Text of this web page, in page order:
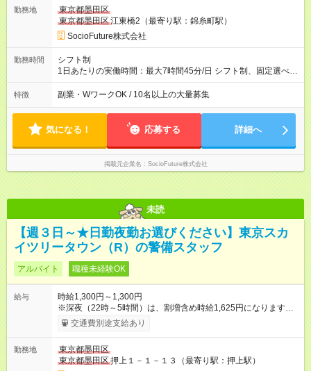
用期間】試用期間あり 試用期間の長さ：2ヶ月 雇用形態、給与
は本採用時と同じです。 ※初回は2ヵ月後の末日までの契約とな
ります。
勤務地
東京都墨田区
東京都墨田区江東橋2（最寄り駅：錦糸町駅）
SocioFuture株式会社
勤務時間
シフト制
1日あたりの実働時間：最大7時間45分/日 シフト制、固定選べま
す！ 7：00－翌8：00の間で相談OK！ 例えば ・平日のみ9：
00－17：00 ・週3日7：00－16：00 ・週5日13：00－22：00、
などなど何でもご相談ください ★時短OK！ ★1日4時間～、週3
日～OK！
特徴 副業・WワークOK / 10名以上の大量募集
気になる！ 応募する 詳細へ
掲載元企業名 SocioFuture株式会社
未読
【週３日～★日勤夜勤お選びください】東京スカ
イツリータウン（R）の警備スタッフ
アルバイト 職種未経験OK
給与
時給1,300円～1,300円
※深夜（22時～5時間）は、割増含め時給1,625円になります。
※試用期間は６ヶ月で、条件に変更はありません。 【試用期
間】試用期間あり 試用期間の長さ：6ヶ月 雇用形態、給与は本
交通費別途支給あり
勤務地
東京都墨田区
東京都墨田区押上１－１－１３（最寄り駅：押上駅）